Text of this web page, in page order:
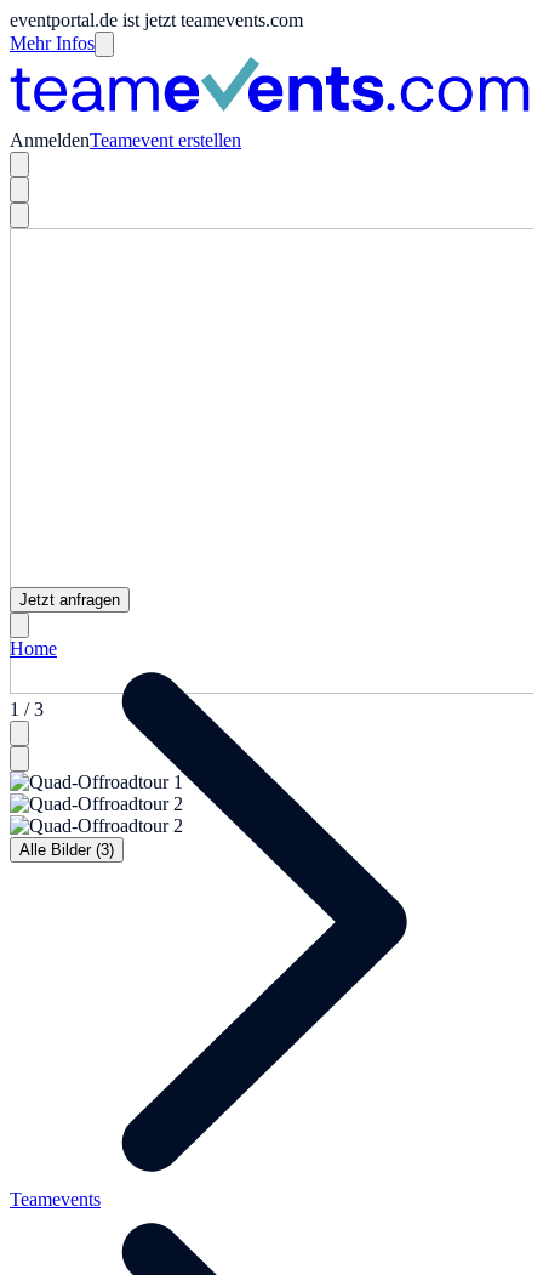
eventportal.de ist jetzt teamevents.com
Mehr Infos
AnmeldenTeamevent erstellen
1 / 3
Alle Bilder (3)
Jetzt anfragen
Home
Teamevents